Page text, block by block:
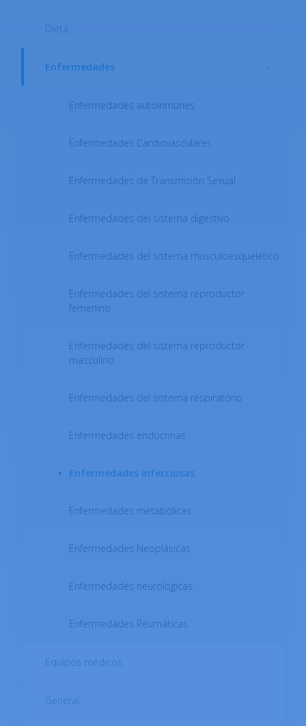
Dieta
Enfermedades
Enfermedades autoinmunes
Enfermedades Cardiovasculares
Enfermedades de Transmisión Sexual
Enfermedades del sistema digestivo
Enfermedades del sistema musculoesquelético
Enfermedades del sistema reproductor
femenino
Enfermedades del sistema reproductor
masculino
Enfermedades del sistema respiratorio
Enfermedades endocrinas
Enfermedades infecciosas
Enfermedades metabólicas
Enfermedades Neoplásicas
Enfermedades neurológicas
Enfermedades Reumáticas
Equipos médicos
General
al alcance de tu mano en la